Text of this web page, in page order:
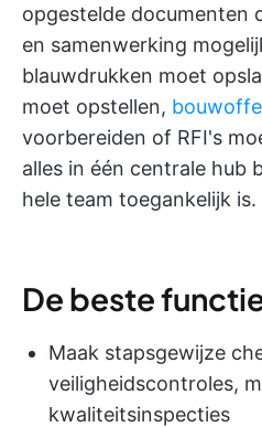
opgestelde documenten
en samenwerking
blauwdrukken moet
moet opstellen,
voorbereiden of RFI's
alles in één centrale hub
hele team toegankelijk is.
De beste
Maak stapsgewijze
veiligheidscontroles,
kwaliteitsinspecties